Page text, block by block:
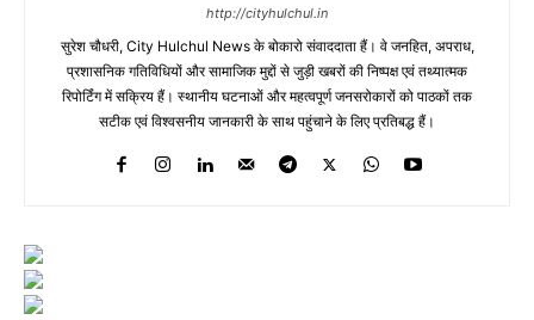
http://cityhulchul.in
सुरेश चौधरी, City Hulchul News के बोकारो संवाददाता हैं। वे जनहित, अपराध,
प्रशासनिक गतिविधियों और सामाजिक मुद्दों से जुड़ी खबरों की निष्पक्ष एवं तथ्यात्मक
रिपोर्टिंग में सक्रिय हैं। स्थानीय घटनाओं और महत्वपूर्ण जनसरोकारों को पाठकों तक
सटीक एवं विश्वसनीय जानकारी के साथ पहुंचाने के लिए प्रतिबद्ध हैं।